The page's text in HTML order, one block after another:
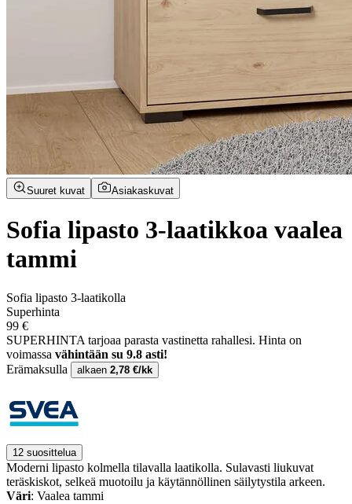
Suuret kuvat Asiakaskuvat
Sofia lipasto 3-laatikkoa vaalea
tammi
Sofia lipasto 3-laatikolla
Superhinta
99 €
SUPERHINTA tarjoaa parasta vastinetta rahallesi. Hinta on
voimassa vähintään su 9.8 asti!
Erämaksulla
alkaen 2,78 €/kk
12 suosittelua
Moderni lipasto kolmella tilavalla laatikolla. Sulavasti liukuvat
teräskiskot, selkeä muotoilu ja käytännöllinen säilytystila arkeen.
Väri: Vaalea tammi